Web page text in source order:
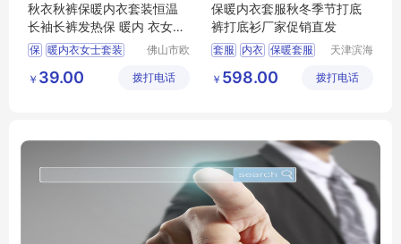
秋衣秋裤保暖内衣套装恒温
长袖长裤发热保 暖内 衣女士
套 装
保 暖内衣女士套装
内衣套装
佛山市欧
技有限公
￥ 39.00 拨打电话
保暖内衣套服秋冬季节打底
裤打底衫厂家促销直发
套服 内衣 保暖套服
天津滨海
有限公司
￥ 598.00 拨打电话